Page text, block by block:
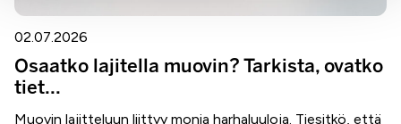
02.07.2026
Osaatko lajitella muovin? Tarkista, ovatko
tiet...
Muovin lajitteluun liittyy monia harhaluuloja. Tiesitkö, että